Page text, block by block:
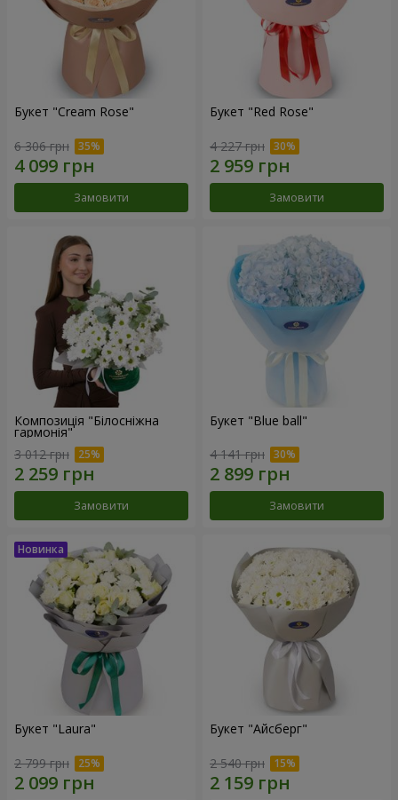
Букет "Cream Rose"
6 306 грн
Замовити
Букет "Red Rose"
4 227 грн
Замовити
Композиція "Білосніжна
гармонія"
3 012 грн
Замовити
Букет "Blue ball"
4 141 грн
Замовити
Букет "Laura"
2 799 грн
Букет "Айсберг"
2 540 грн